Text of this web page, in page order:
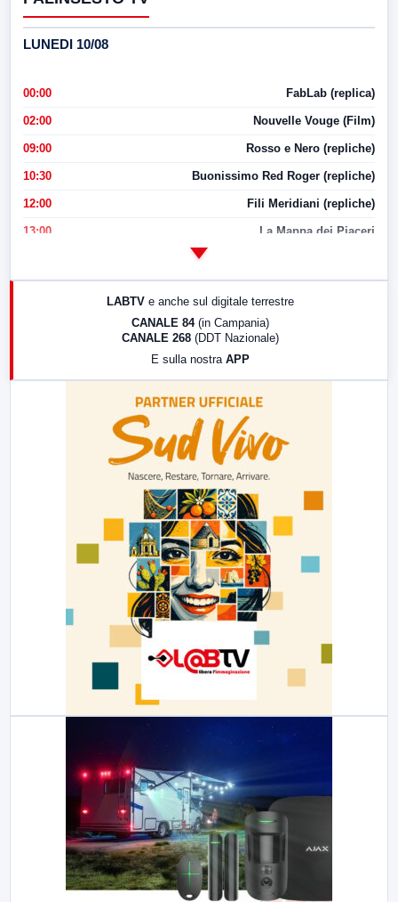
LUNEDI 10/08
00:00 FabLab (replica)
02:00 Nouvelle Vouge (Film)
09:00 Rosso e Nero (repliche)
10:30 Buonissimo Red Roger (repliche)
12:00 Fili Meridiani (repliche)
13:00 La Mappa dei Piaceri
17:00 LabNews (replica)
LABTV e anche sul digitale terrestre
CANALE 84 (in Campania)
CANALE 268 (DDT Nazionale)
E sulla nostra APP